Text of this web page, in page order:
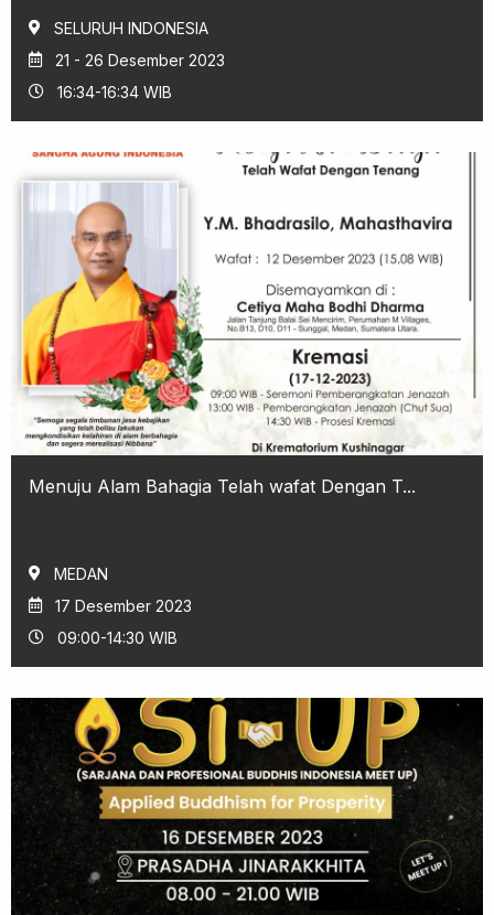
SELURUH INDONESIA
21 - 26 Desember 2023
16:34-16:34 WIB
Menuju Alam Bahagia Telah wafat Dengan T...
MEDAN
17 Desember 2023
09:00-14:30 WIB